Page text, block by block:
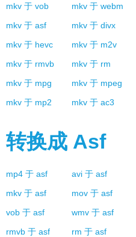
mkv 于 vob mkv 于 webm
mkv 于 asf mkv 于 divx
mkv 于 hevc mkv 于 m2v
mkv 于 rmvb mkv 于 rm
mkv 于 mpg mkv 于 mpeg
mkv 于 mp2 mkv 于 ac3
转换成 Asf
mp4 于 asf avi 于 asf
mkv 于 asf mov 于 asf
vob 于 asf wmv 于 asf
rmvb 于 asf rm 于 asf